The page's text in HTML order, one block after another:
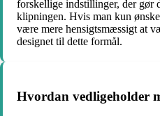
forskellige indstillinger, der gør
klipningen. Hvis man kun
være mere hensigtsmæssigt at
designet til dette formål.
Hvordan vedligeholder